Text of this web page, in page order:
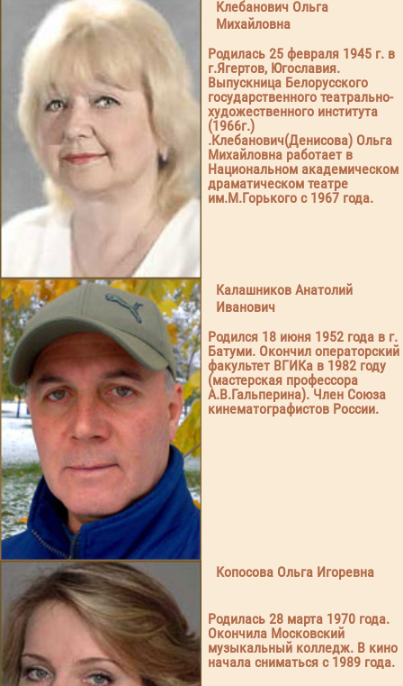
Клебанович Ольга
Михайловна
Родилась 25 февраля 1945 г. в
г.Ягертов, Югославия.
Выпускница Белорусского
государственного театрально-
художественного института
(1966г.)
.Клебанович(Денисова) Ольга
Михайловна работает в
Национальном академическом
драматическом театре
им.М.Горького с 1967 года.
Калашников Анатолий
Иванович
Родился 18 июня 1952 года в г.
Батуми. Окончил операторский
факультет ВГИКа в 1982 году
(мастерская профессора
А.В.Гальперина). Член Союза
кинематографистов России.
Копосова Ольга Игоревна
Родилась 28 марта 1970 года.
Окончила Московский
музыкальный колледж. В кино
начала сниматься с 1989 года.